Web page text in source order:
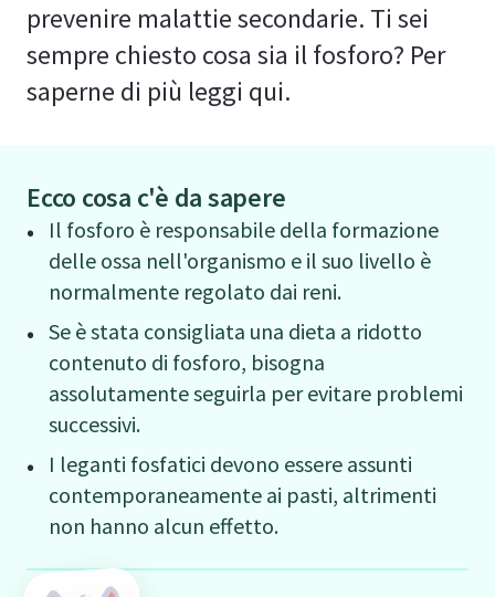
prevenire malattie secondarie. Ti sei
sempre chiesto cosa sia il fosforo? Per
saperne di più leggi qui.
Ecco cosa c'è da sapere
Il fosforo è responsabile della formazione
delle ossa nell'organismo e il suo livello è
normalmente regolato dai reni.
Se è stata consigliata una dieta a ridotto
contenuto di fosforo, bisogna
assolutamente seguirla per evitare problemi
successivi.
I leganti fosfatici devono essere assunti
contemporaneamente ai pasti, altrimenti
non hanno alcun effetto.